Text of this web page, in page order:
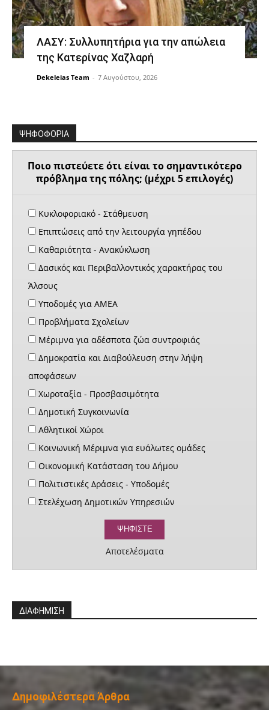
ΛΑΣΥ: Συλλυπητήρια για την απώλεια
της Κατερίνας Χαζλαρή
Dekeleias Team - 7 Αυγούστου, 2026
ΨΗΦΟΦΟΡΙΑ
Ποιο πιστεύετε ότι είναι το σημαντικότερο
πρόβλημα της πόλης; (μέχρι 5 επιλογές)
Κυκλοφοριακό - Στάθμευση
Επιπτώσεις από την λειτουργία γηπέδου
Καθαριότητα - Ανακύκλωση
Δασικός και Περιβαλλοντικός χαρακτήρας του
Άλσους
Υποδομές για ΑΜΕΑ
Προβλήματα Σχολείων
Μέριμνα για αδέσποτα ζώα συντροφιάς
Δημοκρατία και Διαβούλευση στην λήψη
αποφάσεων
Χωροταξία - Προσβασιμότητα
Δημοτική Συγκοινωνία
Αθλητικοί Χώροι
Κοινωνική Μέριμνα για ευάλωτες ομάδες
Οικονομική Κατάσταση του Δήμου
Πολιτιστικές Δράσεις - Υποδομές
Στελέχωση Δημοτικών Υπηρεσιών
Αποτελέσματα
ΔΙΑΦΗΜΙΣΗ
Δημοφιλέστερα Άρθρα